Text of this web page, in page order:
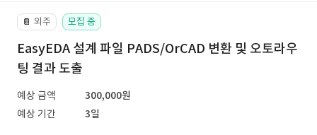
📔 외주 모집 중
EasyEDA 설계 파일 PADS/OrCAD 변환 및 오토라우
팅 결과 도출
예상 금액
300,000원
예상 기간
3일